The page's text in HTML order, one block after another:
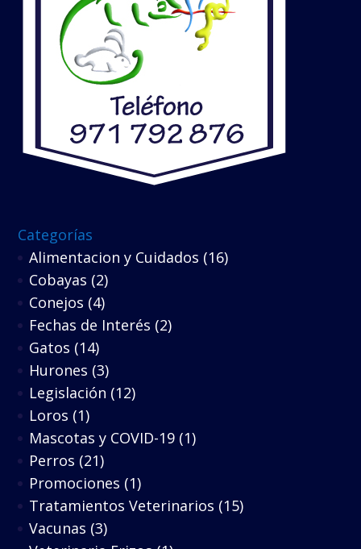
Categorías
Alimentacion y Cuidados (16)
Cobayas (2)
Conejos (4)
Fechas de Interés (2)
Gatos (14)
Hurones (3)
Legislación (12)
Loros (1)
Mascotas y COVID-19 (1)
Perros (21)
Promociones (1)
Tratamientos Veterinarios (15)
Vacunas (3)